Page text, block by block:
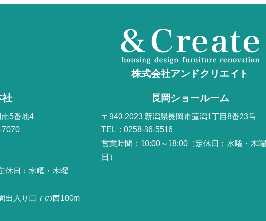
株式会社アンドクリエイト
社
5番地4
7070
休日：水曜・木曜
出入り口７の西100m
長岡ショールーム
〒940-2023 新潟県長岡市蓮潟1丁目8番23号
TEL：0258-86-5516
営業時間：10:00～18:00（定休日：水曜・木曜
日）